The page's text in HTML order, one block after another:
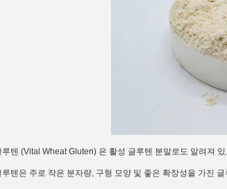
루텐 (Vital Wheat Gluten) 은 활성 글루텐 분말로도 알려져
루텐은 주로 작은 분자량, 구형 모양 및 좋은 확장성을 가진